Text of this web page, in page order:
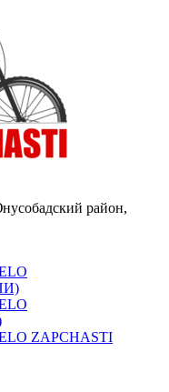
район,
ZAPCHASTI